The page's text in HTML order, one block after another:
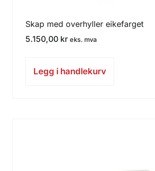
Skap med overhyller eikefarget
5.150,00 kr eks. mva
Legg i handlekurv